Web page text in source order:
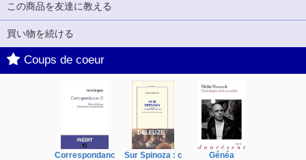
この商品を友達に教える
買い物を続ける
Coups de coeur
Correspondanc
Sur Spinoza : c Généa